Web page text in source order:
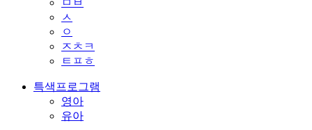
ㅁㅂ
ㅅ
ㅇ
ㅈㅊㅋ
ㅌㅍㅎ
특색프로그램
영아
유아